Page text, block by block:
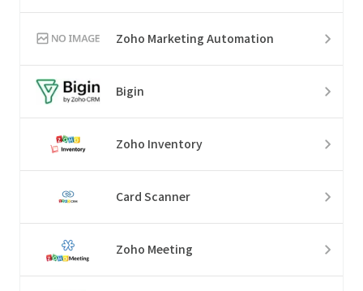
Zoho Marketing Automation
Bigin
Zoho Inventory
Card Scanner
Zoho Meeting